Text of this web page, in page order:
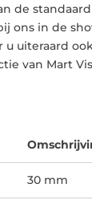
de
ons in de
u uiteraard
van Mart
30 mm